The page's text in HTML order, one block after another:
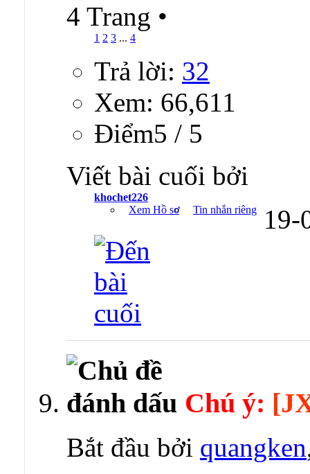
4 Trang •
1 2 3 ... 4
Trả lời: 32
Xem: 66,611
Ðiểm5 / 5
Viết bài cuối bởi
khochet226
Xem Hồ sơ
Tin nhắn riêng
Chú ý:
Bắt đầu bởi quangken